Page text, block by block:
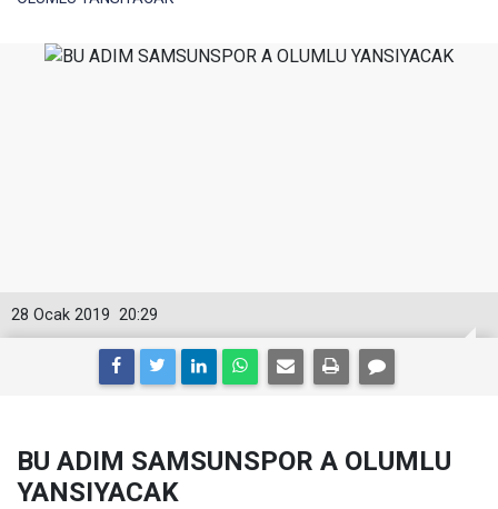
20:29
28 Ocak 2019
BU ADIM SAMSUNSPOR A OLUMLU
YANSIYACAK